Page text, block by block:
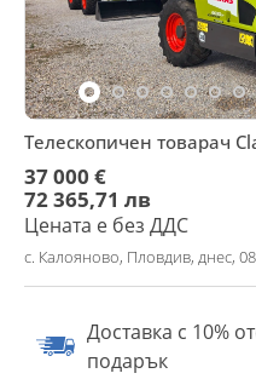
Телескопичен товарач
37 000 €
72 365,71 лв
Цената е без ДДС
с. Калояново, Пловдив, днес,
Доставка с 10%
подарък